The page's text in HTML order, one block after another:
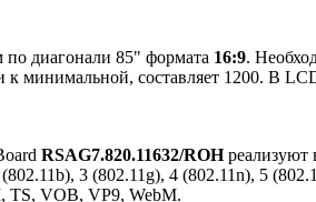
по диагонали 85" формата 16:9.
минимальной, составляет 1200. В
RSAG7.820.11632/ROHреализуют
3 (802.11g), 4 (802.11n), 5
TS, VOB, VP9, WebM.